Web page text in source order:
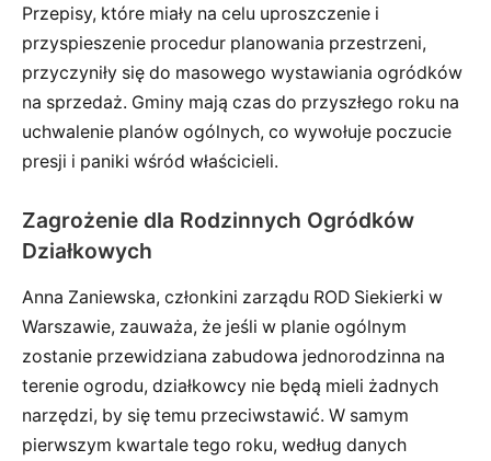
Przepisy, które miały na celu uproszczenie i
przyspieszenie procedur planowania przestrzeni,
przyczyniły się do masowego wystawiania ogródków
na sprzedaż. Gminy mają czas do przyszłego roku na
uchwalenie planów ogólnych, co wywołuje poczucie
presji i paniki wśród właścicieli.
Zagrożenie dla Rodzinnych Ogródków
Działkowych
Anna Zaniewska, członkini zarządu ROD Siekierki w
Warszawie, zauważa, że jeśli w planie ogólnym
zostanie przewidziana zabudowa jednorodzinna na
terenie ogrodu, działkowcy nie będą mieli żadnych
narzędzi, by się temu przeciwstawić. W samym
pierwszym kwartale tego roku, według danych